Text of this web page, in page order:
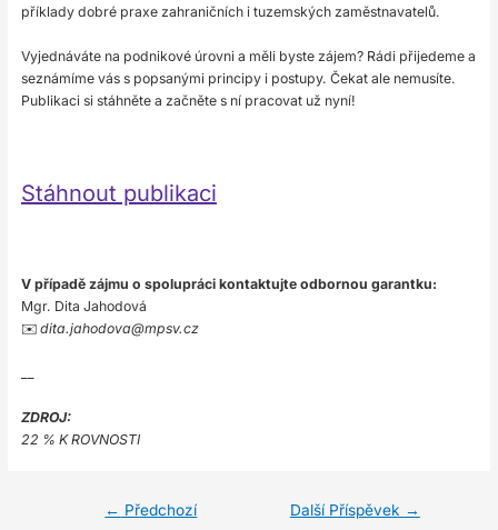
příklady dobré praxe zahraničních i tuzemských zaměstnavatelů.
Vyjednáváte na podnikové úrovni a měli byste zájem? Rádi přijedeme a
seznámíme vás s popsanými principy i postupy. Čekat ale nemusíte.
Publikaci si stáhněte a začněte s ní pracovat už nyní!
Stáhnout publikaci
V případě zájmu o spolupráci kontaktujte odbornou garantku:
Mgr. Dita Jahodová
✉️ dita.jahodova@mpsv.cz
ZDROJ:
22 % K ROVNOSTI
← Předchozí
Další Příspěvek →